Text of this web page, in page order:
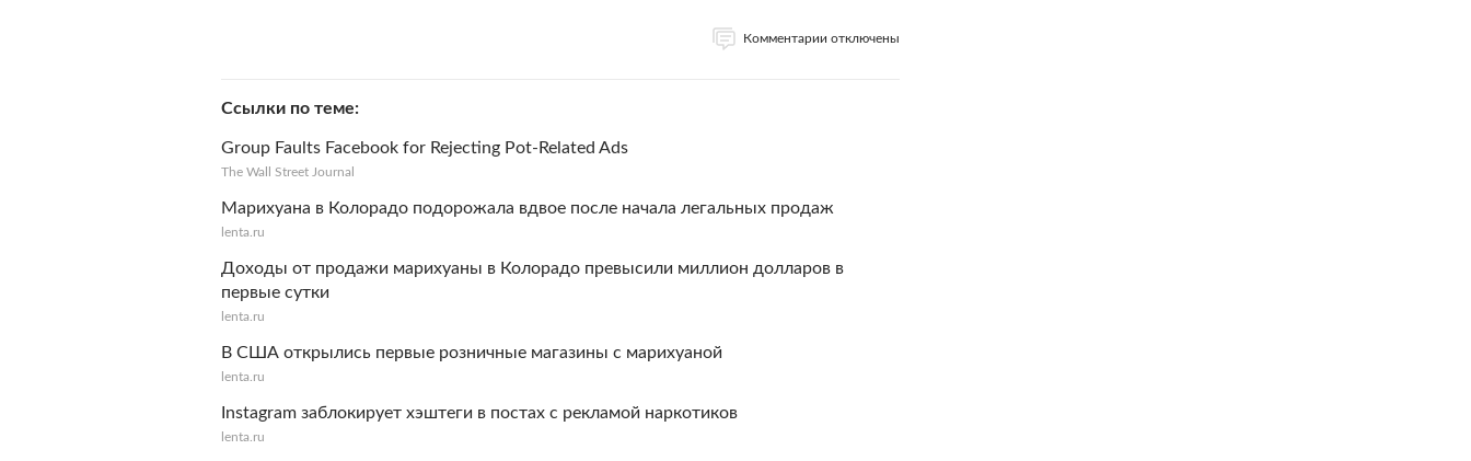
Комментарии отключены
Ссылки по теме
Group Faults Facebook for Rejecting Pot-Related Ads
The Wall Street Journal
Марихуана в Колорадо подорожала вдвое после начала легальных продаж
lenta.ru
Доходы от продажи марихуаны в Колорадо превысили миллион долларов в
первые сутки
lenta.ru
В США открылись первые розничные магазины с марихуаной
lenta.ru
Instagram заблокирует хэштеги в постах с рекламой наркотиков
lenta.ru